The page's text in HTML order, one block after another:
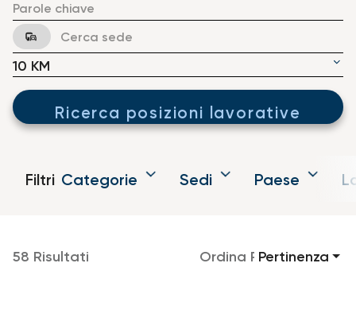
10 KMJOBS.DISTANCEUNITS_SCREENREADER_TEXT
Ricerca posizioni lavorative
Filtri Categorie Sedi Paese
58 Risultati Pertinenza
Ordina Per